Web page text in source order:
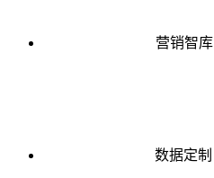
营销智库
数据定制